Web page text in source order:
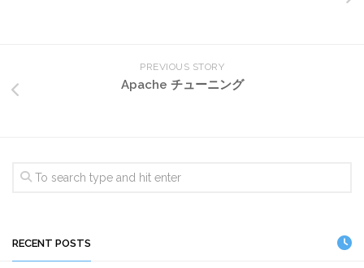
PREVIOUS STORY
Apache チューニング
RECENT POSTS